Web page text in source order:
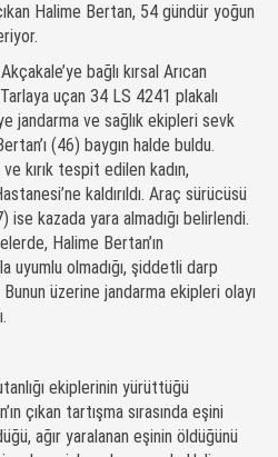
Halime Bertan, 54 gündür yoğun
bağlı kırsal Arıcan
uçan 34 LS 4241 plakalı
jandarma ve sağlık ekipleri sevk
(46) baygın halde buldu.
kırık tespit edilen kadın,
kaldırıldı. Araç sürücüsü
ise kazada yara almadığı belirlendi.
Halime Bertan’ın
uyumlu olmadığı, şiddetli darp
üzerine jandarma ekipleri olayı
ekiplerinin yürüttüğü
çıkan tartışma sırasında eşini
ağır yaralanan eşinin öldüğünü